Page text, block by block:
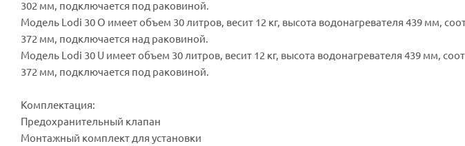
302 мм, подключается под раковиной.
Модель Lodi 30 O имеет объем 30 литров, весит 12 кг, высота водонагревателя 439 мм,
372 мм, подключается над раковиной.
Модель Lodi 30 U имеет объем 30 литров, весит 12 кг, высота водонагревателя 439 мм,
372 мм, подключается под раковиной.
Комплектация:
Предохранительный клапан
Монтажный комплект для установки